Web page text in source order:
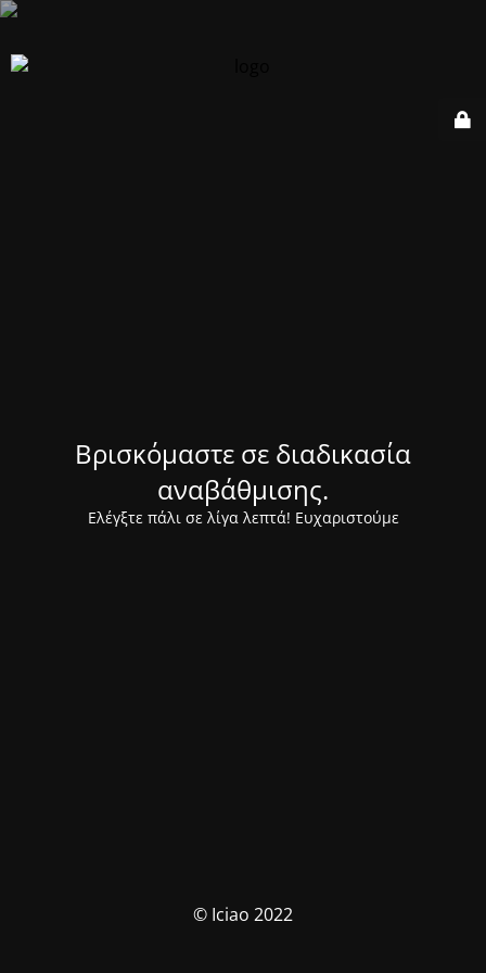
Βρισκόμαστε σε διαδικασία
αναβάθμισης.
Ελέγξτε πάλι σε λίγα λεπτά! Ευχαριστούμε
© Iciao 2022